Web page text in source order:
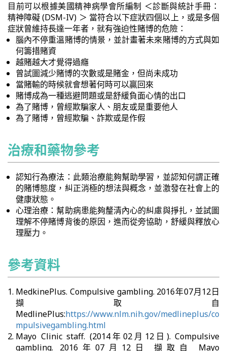
目前可以根據美國精神病學會所編制 ＜診斷與統計手冊：
精神障礙 (DSM-IV) ＞ 當符合以下症狀四個以上，或是多個
症狀曾維持長達一年者，就有強迫性賭博的危險：
腦內不停重溫賭博的情景，並計畫著未來賭博的方式與如
何籌措賭資
越賭越大才覺得過癮
曾試圖減少賭博的次數或是賭金，但尚未成功
當賭輸的時候就會想著何時可以贏回來
賭博成為一種逃避問題或是舒緩負面心情的出口
為了賭博，曾經欺騙家人、朋友或是重要他人
為了賭博，曾經欺騙、詐欺或是作假
治療和藥物參考
認知行為療法：此類治療能夠幫助學習，並認知何謂正確
的賭博態度，糾正消極的想法與概念，並激發在社會上的
健康狀態。
心理治療：幫助病患能夠釐清內心的糾慮與掙扎，並試圖
理解不停賭博背後的原因，進而從旁協助，舒緩與釋放心
理壓力。
參考資料
MedkinePlus. Compulsive gambling. 2016年07月12日
擷取自
MedlinePlus:https://www.nlm.nih.gov/medlineplus/co
mpulsivegambling.html
Mayo Clinic staff. (2014年02月12日). Compulsive
gambling. 2016年07月12日 擷取自 Mayo